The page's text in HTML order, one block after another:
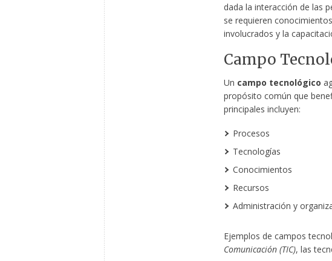
dada la interacción de las
se requieren
involucrados y la
Campo
Un campo tecnológico
propósito común que
principales incluyen:
Procesos
Tecnologías
Conocimientos
Recursos
Administración y
Ejemplos de campos
Comunicación (TIC), las